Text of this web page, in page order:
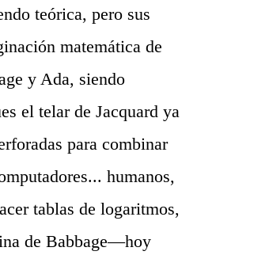
teórica, pero sus
matemática de
y Ada, siendo
el telar de Jacquard ya
para combinar
humanos,
tablas de logaritmos,
de Babbage—hoy